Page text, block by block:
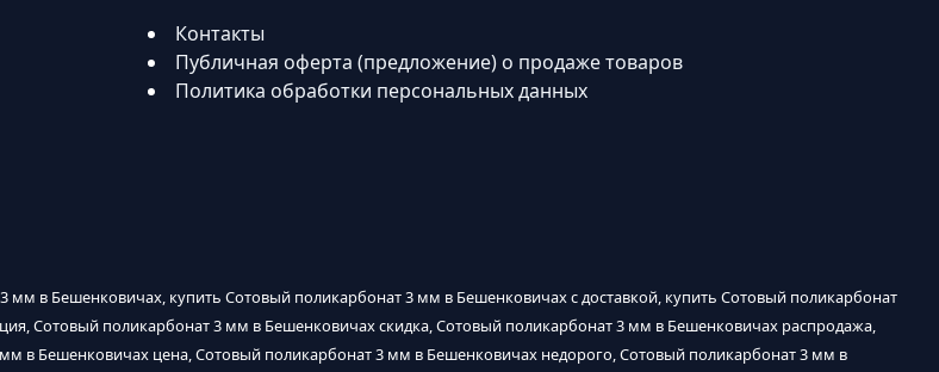
Контакты
Публичная оферта (предложение) о продаже товаров
Политика обработки персональных данных
в Бешенковичах, купить Сотовый поликарбонат 3 мм в Бешенковичах с доставкой, купить Сотовый поликарбонат
Сотовый поликарбонат 3 мм в Бешенковичах скидка, Сотовый поликарбонат 3 мм в Бешенковичах распродажа,
в Бешенковичах цена, Сотовый поликарбонат 3 мм в Бешенковичах недорого, Сотовый поликарбонат 3 мм в